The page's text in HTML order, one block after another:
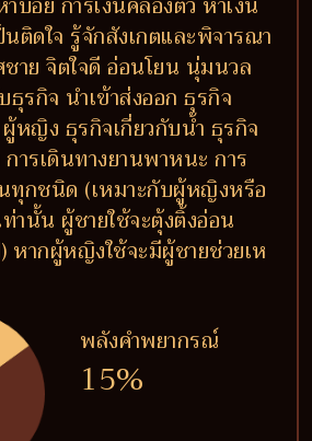
นติดใจ รู้จักสังเกตและพิจารณา
าย จิตใจดี อ่อนโยน นุ่มนวล
ธุรกิจ นำเข้าส่งออก ธุรกิจ
ผู้หญิง ธุรกิจเกี่ยวกับน้ำ ธุรกิจ
ารเดินทางยานพาหนะ การ
ทุกชนิด (เหมาะกับผู้หญิงหรือ
านั้น ผู้ชายใช้จะตุ้งติ้งอ่อน
หากผู้หญิงใช้จะมีผู้ชายช่วยเห
พลังคำพยากรณ์
15%